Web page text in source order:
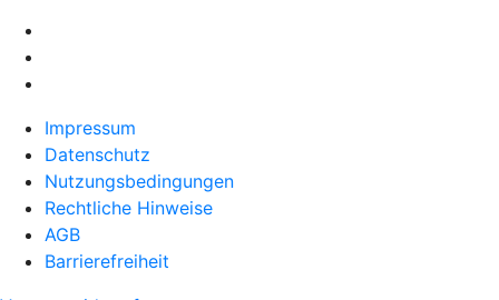
Impressum
Datenschutz
Nutzungsbedingungen
Rechtliche Hinweise
AGB
Barrierefreiheit